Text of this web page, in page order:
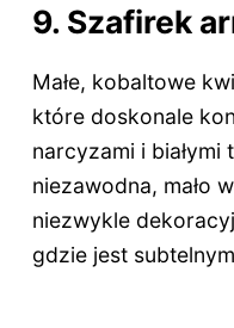
9. Szafirek
Małe, kobaltowe
które doskonale
narcyzami i białymi
niezawodna, mało
niezwykle
gdzie jest